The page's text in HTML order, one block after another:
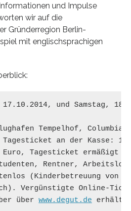
und Impulse
wir auf die
Gründerregion Berlin-
mit englischsprachigen
und Samstag,
Tempelhof,
an der Kasse:
Euro, Tagesticket ermäßigt
Rentner,
(Kinderbetreuung von
Vergünstigte Online-
über www.degut.de